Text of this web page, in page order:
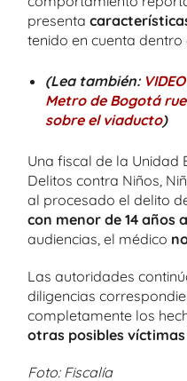
presenta
tenido en cuenta
(Lea también:
Metro de Bogotá
sobre el viaducto)
Una fiscal de la Unidad
Delitos contra Niños,
al procesado el delito
con menor de 14 años
audiencias, el médico
Las autoridades
diligencias
completamente los
otras posibles
Foto: Fiscalía